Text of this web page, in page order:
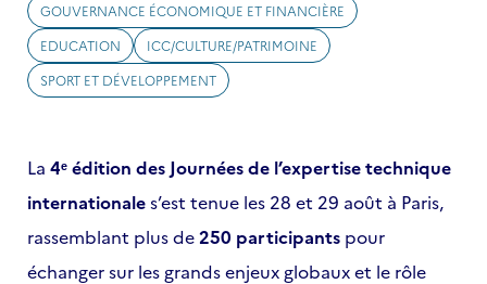
GOUVERNANCE ÉCONOMIQUE ET FINANCIÈRE
EDUCATION
ICC/CULTURE/PATRIMOINE
SPORT ET DÉVELOPPEMENT
La 4ᵉ édition des Journées de l’expertise technique
internationales’est tenue les 28 et 29 août à Paris,
rassemblant plus de250 participants pour
échanger sur les grands enjeux globaux et le rôle